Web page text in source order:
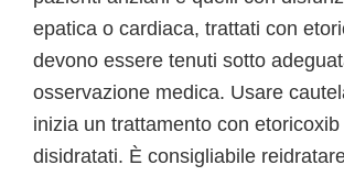
epatica o cardiaca, trattati con
devono essere tenuti sotto
osservazione medica. Usare
inizia un trattamento con
disidratati. È consigliabile